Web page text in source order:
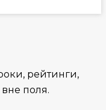
рейтинги,
поля.